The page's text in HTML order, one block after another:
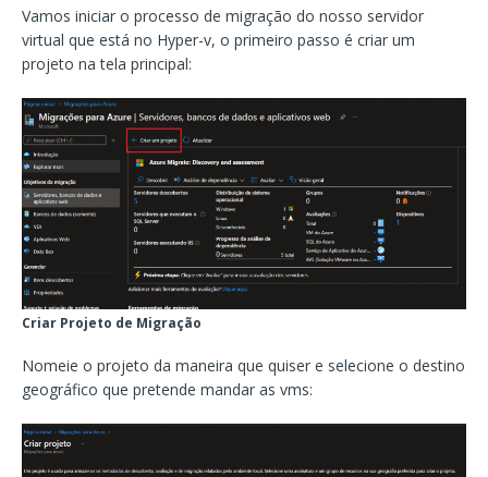
Vamos iniciar o processo de migração do nosso servidor
virtual que está no Hyper-v, o primeiro passo é criar um
projeto na tela principal:
Criar Projeto de Migração
Nomeie o projeto da maneira que quiser e selecione o destino
geográfico que pretende mandar as vms: